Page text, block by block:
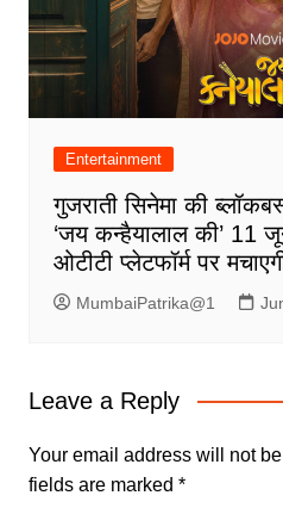
Entertainment
गुजराती सिनेमा की
‘जय कन्हैयालाल की’ 11
ओटीटी प्लेटफॉर्म पर
MumbaiPatrika@1
Leave a Reply
Your email address will not
fields are marked *